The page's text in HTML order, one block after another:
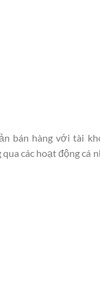
bán hàng với tài
các hoạt động cá